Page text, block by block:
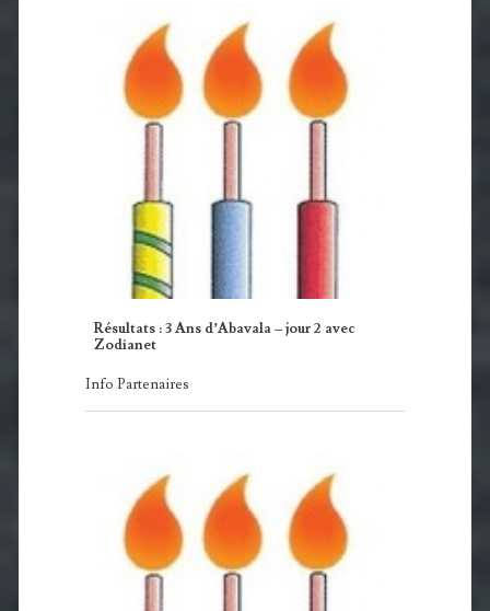
Résultats : 3 Ans d’Abavala – jour 2 avec
Zodianet
Info Partenaires